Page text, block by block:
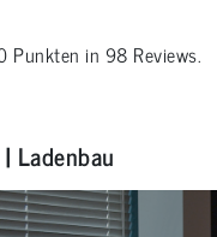
Punkten in 98 Reviews.
| Ladenbau